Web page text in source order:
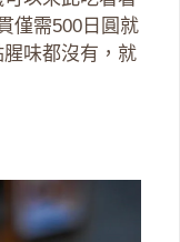
僅需500日圓就
味都沒有，就